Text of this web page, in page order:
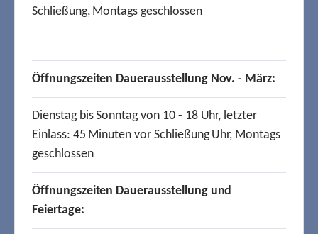
Schließung, Montags geschlossen
Öffnungszeiten Dauerausstellung Nov. - März:
Dienstag bis Sonntag von 10 - 18 Uhr, letzter
Einlass: 45 Minuten vor Schließung Uhr, Montags
geschlossen
Öffnungszeiten Dauerausstellung und
Feiertage: